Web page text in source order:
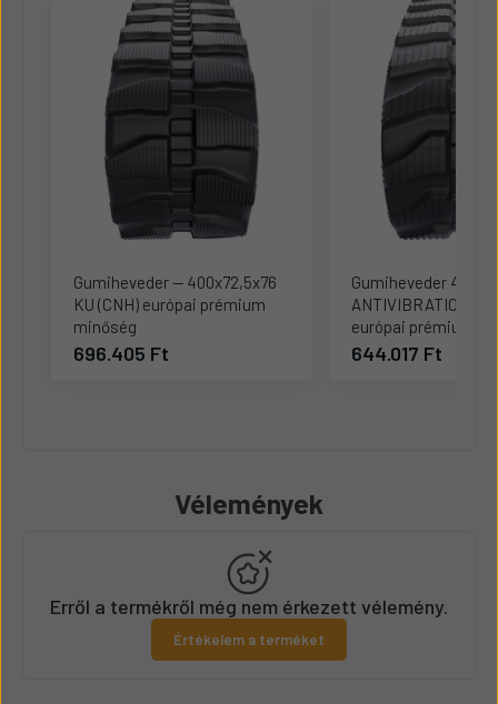
Gumiheveder -- 400x72,5x76
KU (CNH) európai prémium
minőség
696.405 Ft
Gumiheveder
ANTIVIBRATION
európai prémium
644.017 Ft
Vélemények
Erről a termékről még nem érkezett vélemény.
Értékelem a terméket